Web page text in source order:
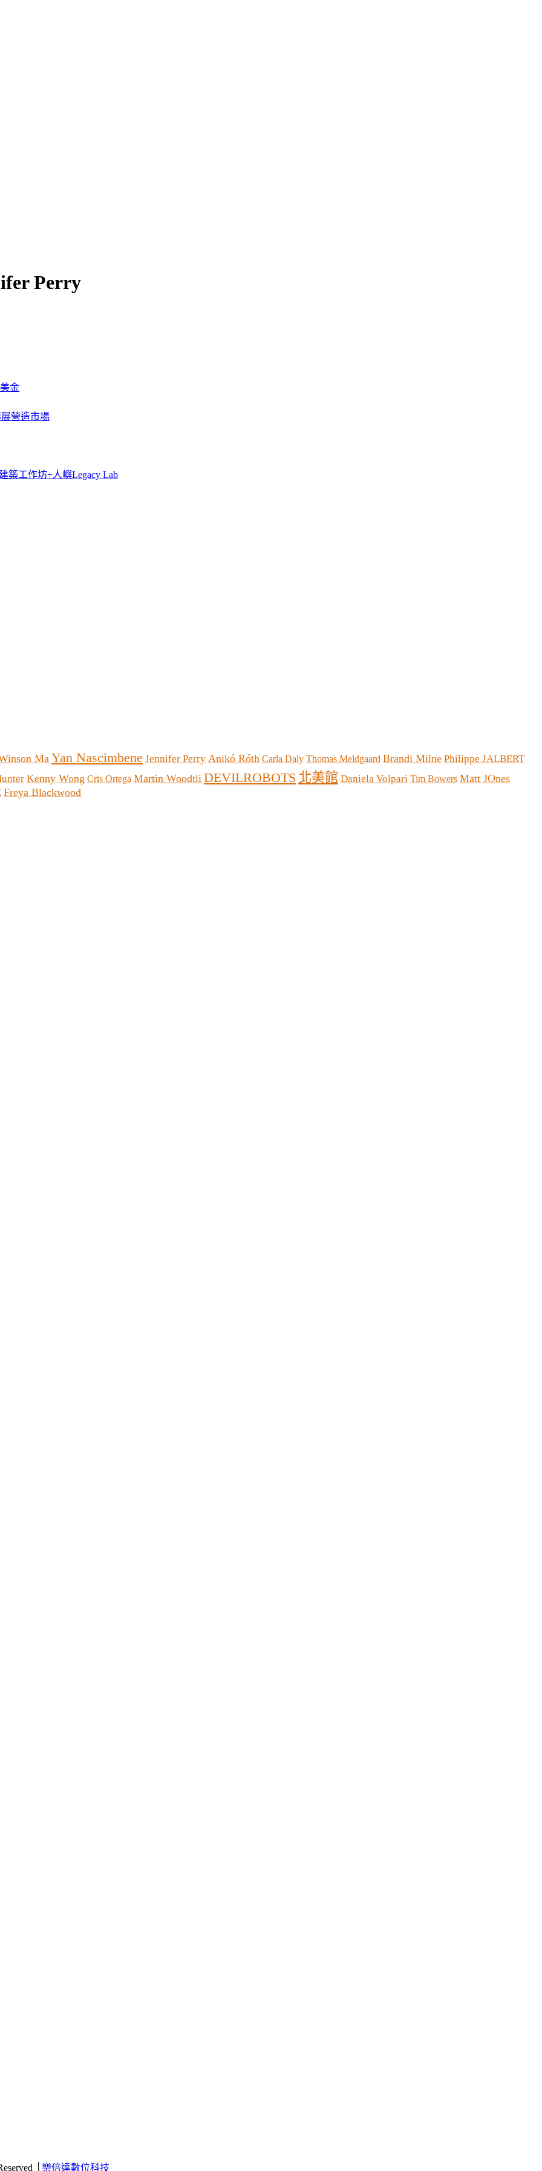
Perry
金
展營造市場
築工作坊+人嶼Legacy Lab
MaYan Nascimbene Jennifer Perry Anikó Róth Carla Daly Thomas Meldgaard Brandi Milne Philippe JALBERT
Kenny Wong Cris Ortega Martin Woodtli DEVILROBOTS 北美館 Daniela Volpari Tim Bowers Matt JOnes
Freya Blackwood
│ 樂倍達數位科技